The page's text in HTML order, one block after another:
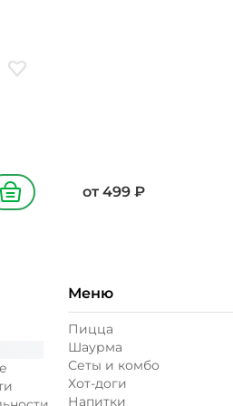
Добавить в избранное
В корзину от 499 ₽
Меню
Пицца
Шаурма
Сеты и комбо
Хот-доги
Напитки